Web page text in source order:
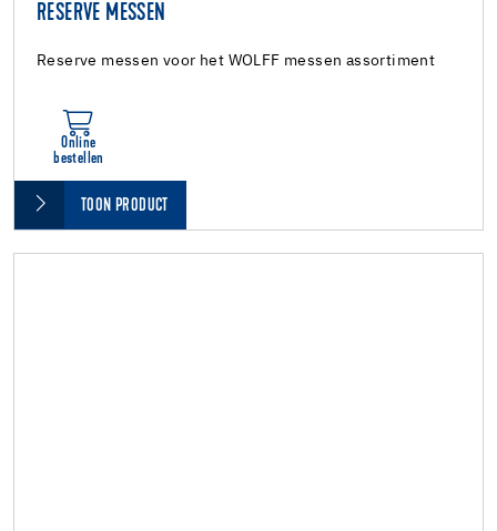
RESERVE MESSEN
Reserve messen voor het WOLFF messen assortiment
Online
bestellen
TOON PRODUCT